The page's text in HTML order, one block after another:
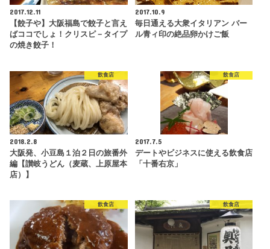
2017.12.11
【餃子や】大阪福島で餃子と言え
ばココでしょ！クリスピ－タイプ
の焼き餃子！
2017.10.9
毎日通える大衆イタリアン バー
ル青ィ印の絶品卵かけご飯
飲食店
2018.2.8
大阪発、小豆島１泊２日の旅番外
編【讃岐うどん（麦蔵、上原屋本
店）】
飲食店
2017.7.5
デートやビジネスに使える飲食店
「十番右京」
飲食店 飲食店